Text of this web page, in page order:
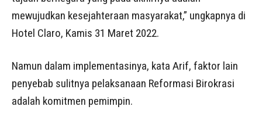
mewujudkan kesejahteraan masyarakat,” ungkapnya di
Hotel Claro, Kamis 31 Maret 2022.
Namun dalam implementasinya, kata Arif, faktor lain
penyebab sulitnya pelaksanaan Reformasi Birokrasi
adalah komitmen pemimpin.